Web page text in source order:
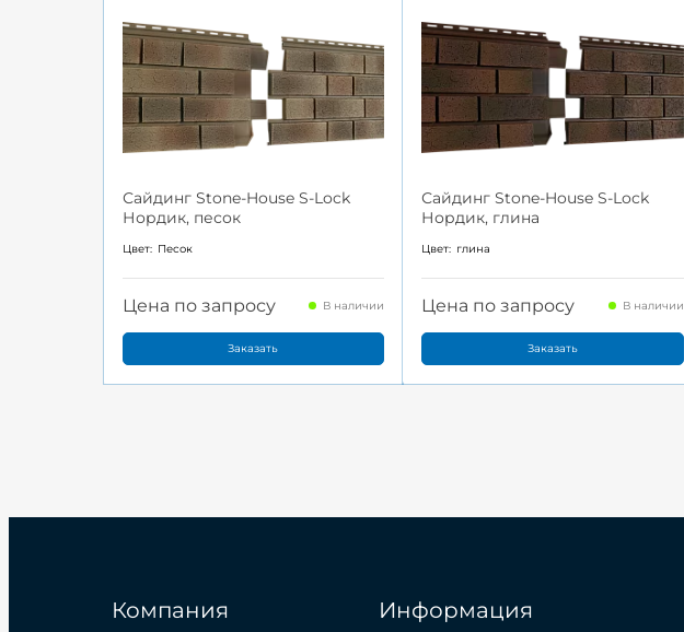
Сайдинг Stone-House S-Lock
Нордик, песок
Цвет: Песок
Цена по запросу В наличии
Заказать
Сайдинг Stone-House S-Lock
Нордик, глина
Цвет: глина
Цена по запросу В наличии
Заказать
Компания Информация